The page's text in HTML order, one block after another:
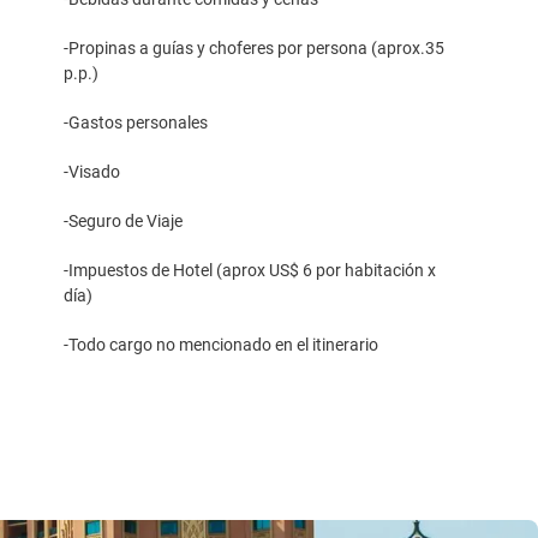
-Propinas a guías y choferes por persona (aprox.35
p.p.)
-Gastos personales
-Visado
-Seguro de Viaje
-Impuestos de Hotel (aprox US$ 6 por habitación x
día)
-Todo cargo no mencionado en el itinerario